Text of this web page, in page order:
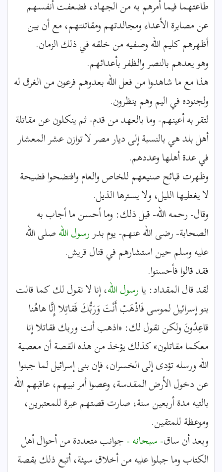
طاعتهما فيما أمرهم به من الجهاد، فضعفت أنفسهم
عن مصابرة الأعداء ومجالدتهم ومقاتلتهم، مع أن بين
أظهرهم كليم الله وصفيه من خلقه في ذلك الزمان.
وهو يعدهم بالنصر والظفر بأعدائهم.
هذا مع ما شاهدوا من فعل الله بعدوهم فرعون من الغرق له
ولجنوده في اليم وهم ينظرون.
لتقر به أعينهم- وما بالعهد من قدم- ثم ينكلون عن مقاتلة
أهل بلد هي بالنسبة إلى ديار مصر لا توازن عشر المعشار
في عدة أهلها وعددهم.
وظهرت قبائح صنيعهم للخاص والعام وافتضحوا فضيحة
لا يغطيها الليل، ولا يسترها الذيل.
وقال- رحمه الله- قبل ذلك: وما أحسن ما أجاب به
الصحابة- رضى الله عنهم- يوم بدررسول اللهصلى الله
عليه وسلم حين استشارهم في قتال قريش.
فقد قالوا فأحسنوا.
لقد قال المقداد: يارسول الله، إنا لا نقول لك كما قالت
بنو إسرائيل لموسى فَاذْهَبْ أَنْتَ وَرَبُّكَ فَقاتِلا إِنَّا هاهُنا
قاعِدُونَ ولكن نقول لك: «اذهب أنت وربك فقاتلا إنا
معكما مقاتلون» كذلك يؤخذ من هذه القصة أن معصية
الله ورسله تؤدى إلى الخسران، فإن بنى إسرائيل لما جبنوا
عن دخول الأرض المقدسة، وعصوا أمر نبيهم، عاقبهم الله
بالتيه مدة أربعين سنة، صارت قصتهم عبرة للمعتبرين،
وموعظة للمتقين.
وبعد أن ساق- سبحانه -جوانب متعددة من أحوال أهل
الكتاب وما جبلوا عليه من أخلاق سيئة، أتبع ذلك بقصة